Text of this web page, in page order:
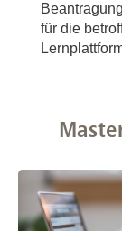
für die